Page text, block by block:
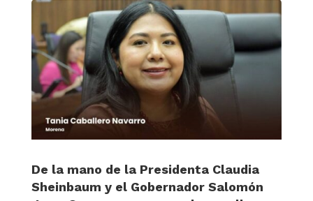
De la mano de la Presidenta Claudia
Sheinbaum y el Gobernador Salomón